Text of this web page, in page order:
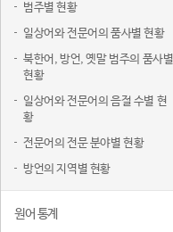
범주별 현황
일상어와 전문어의 품사별 현황
북한어, 방언, 옛말 범주의 품사별
현황
일상어와 전문어의 음절 수별 현
황
전문어의 전문 분야별 현황
방언의 지역별 현황
원어 통계